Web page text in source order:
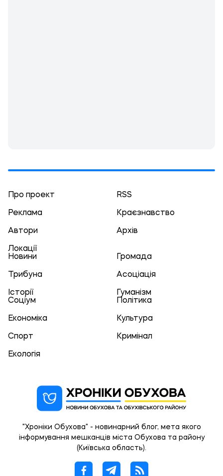
Про проект RSS
Реклама Краєзнавство
Автори Архів
Локації
Новини
Громада
Трибуна Асоціація
Історії
Гуманізм
Соціум
Політика
Економіка Культура
Спорт Кримінал
Екологія
"Хроніки Обухова" - новинарний блог, мета якого
інформування мешканців міста Обухова та району
(Київська область).